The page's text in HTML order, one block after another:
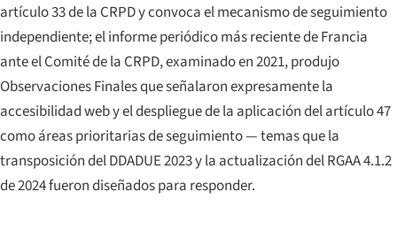
artículo 33 de la CRPD y convoca el mecanismo de seguimiento
independiente; el informe periódico más reciente de Francia
ante el Comité de la CRPD, examinado en 2021, produjo
Observaciones Finales que señalaron expresamente la
accesibilidad web y el despliegue de la aplicación del artículo 47
como áreas prioritarias de seguimiento — temas que la
transposición del DDADUE 2023 y la actualización del RGAA 4.1.2
de 2024 fueron diseñados para responder.